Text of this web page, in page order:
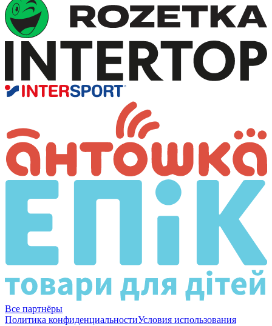
Все партнёры
Политика конфиденциальностиУсловия использования